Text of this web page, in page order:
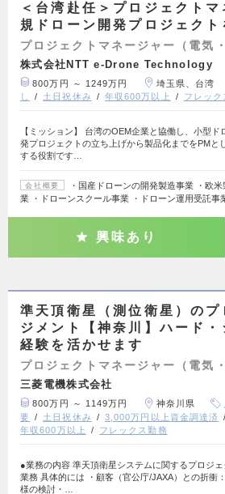
＜台湾赴任＞プロジェクト
規ドローン開発プロジェク
プロジェクトマネージャー（電気
株式会社NTT e-Drone Technology
800万円 ～ 1249万円 埼玉県、台湾
し
土日祝休み 年収600万以上 フレック
【ミッション】 台湾のOEM企業と協働し、小型ド
発プロジェクトの立ち上げから製品化までをPMと
する役割です…
会社概要
・国産ドローンの開発製造事業 ・欧
業 ・ドローンスクール事業 ・ドローン運用受託
興味あり
準天頂衛星（測位衛星）のプ
ジメント【神奈川】ハード・
経験を活かせます
プロジェクトマネージャー（電気
三菱電機株式会社
800万円 ～ 1149万円 神奈川県
要
土日祝休み 3,000万円以上資金調達済
年収600万以上
フレックス勤務
●業務の内容 準天頂衛星システムに関するプロジェ
業務 具体的には ・顧客（官公庁/JAXA）との折衝
様の検討・…